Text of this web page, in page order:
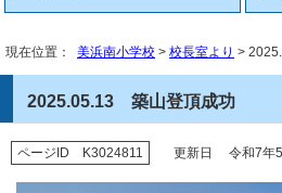
現在位置： 美浜南小学校 > 校長室より >
2025.05.13 築山登頂成功
ページID K3024811 更新日 令和7年